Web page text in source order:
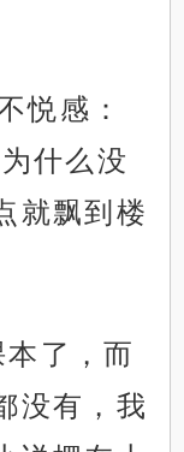
悦感：
什么没
就飘到楼
了，而
没有，我